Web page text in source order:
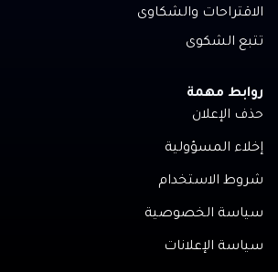
الاقتراحات والشكاوى
تتبع الشكوى
روابط مهمة
حذف الإعلان
إخلاء المسؤولية
شروط الاستخدام
سياسة الخصوصية
سياسة الإعلانات